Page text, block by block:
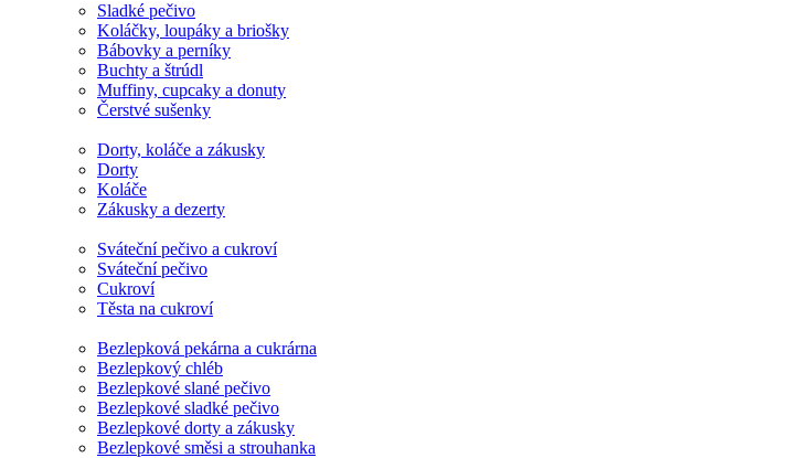
Sladké pečivo
Koláčky, loupáky a briošky
Bábovky a perníky
Buchty a štrúdl
Muffiny, cupcaky a donuty
Čerstvé sušenky
Dorty, koláče a zákusky
Dorty
Koláče
Zákusky a dezerty
Sváteční pečivo a cukroví
Sváteční pečivo
Cukroví
Těsta na cukroví
Bezlepková pekárna a cukrárna
Bezlepkový chléb
Bezlepkové slané pečivo
Bezlepkové sladké pečivo
Bezlepkové dorty a zákusky
Bezlepkové směsi a strouhanka